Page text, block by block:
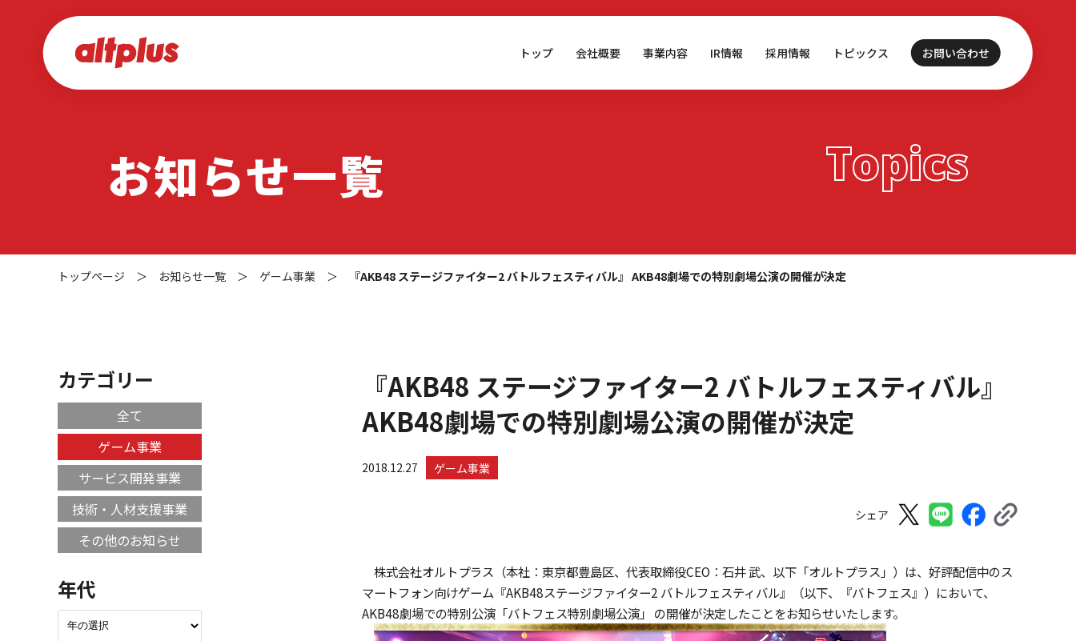
トップ 会社概要 事業内容 IR情報 採用情報 トピックス お問い合わせ
お知らせ一覧 Topics
トップページ ＞ お知らせ一覧 ＞ ゲーム事業 ＞ 『AKB48 ステージファイター2 バトルフェスティバル』 AKB48劇場での特別劇場公演の開催が決定
『AKB48 ステージファイター2 バトルフェスティバル』
AKB48劇場での特別劇場公演の開催が決定
2018.12.27 ゲーム事業
シェア
株式会社オルトプラス（本社：東京都豊島区、代表取締役CEO：石井 武、以下「オルトプラス」）は、好評配信中のス
マートフォン向けゲーム『AKB48ステージファイター2 バトルフェスティバル』（以下、『バトフェス』）において、
AKB48劇場での特別公演「バトフェス特別劇場公演」 の開催が決定したことをお知らせいたします。
カテゴリー
全て
ゲーム事業
サービス開発事業
技術・人材支援事業
その他のお知らせ
年代